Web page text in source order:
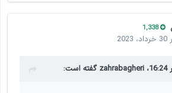
1,338
30 خرداد، 2023
zahrabagheri گفته است: